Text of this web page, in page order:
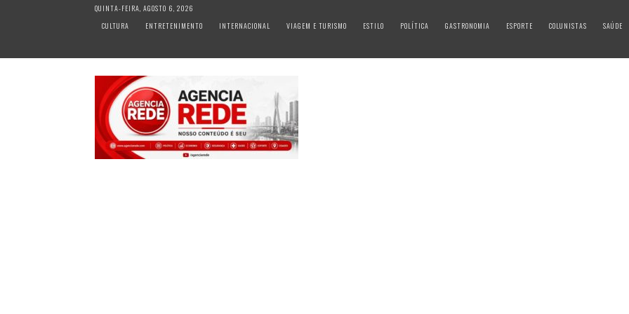
QUINTA-FEIRA, AGOSTO 6, 2026
CULTURA
ENTRETENIMENTO INTERNACIONAL VIAGEM E TURISMO ESTILO POLÍTICA GASTRONOMIA ESPORTE COLUNISTAS SAÚDE